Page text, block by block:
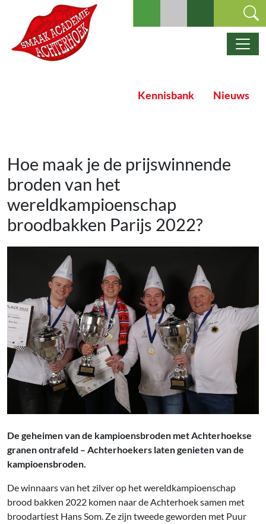
Ga naar de inhoud
Hoofdnavigatie
Kennisbank Nieuws
Hoe maak je de prijswinnende
broden van het
wereldkampioenschap
broodbakken Parijs 2022?
De geheimen van de kampioensbroden met Achterhoekse
granen ontrafeld – Achterhoekers laten genieten van de
kampioensbroden.
De winnaars van het zilver op het wereldkampioenschap
brood bakken 2022 komen naar de Achterhoek samen met
broodartiest Hans Som. Ze zijn tweede geworden met Puur